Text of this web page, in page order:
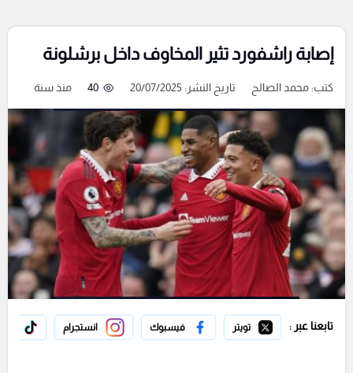
إصابة راشفورد تثير المخاوف داخل برشلونة
كتب:محمد الصالح تاريخ النشر: 20/07/2025 40 منذ سنة
تابعنا عبر : تويتر فيسبوك انستجرام